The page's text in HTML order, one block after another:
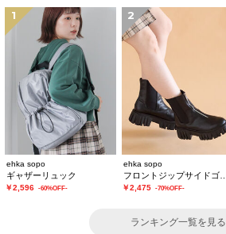
1
ehka sopo
ギャザーリュック
￥2,596 -60%OFF-
2
ehka sopo
￥2,475 -70%OFF-
ランキング一覧を見る